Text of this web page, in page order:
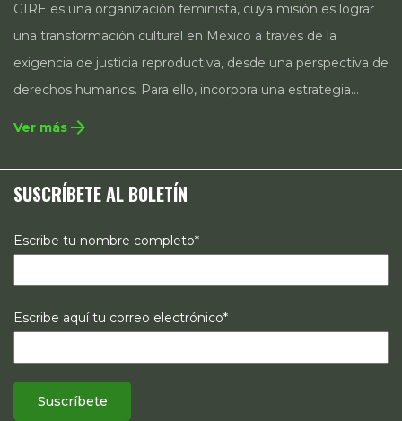
GIRE es una organización feminista, cuya misión es lograr
una transformación cultural en México a través de la
exigencia de justicia reproductiva, desde una perspectiva de
derechos humanos. Para ello, incorpora una estrategia
integral que contempla la incidencia en legislación y
estrategias de comunicación e investigación sobre el
estado de los derechos reproductivos en México.
Ver más arrow_forward
SUSCRÍBETE AL BOLETÍN
Escribe tu nombre completo*
Escribe aquí tu correo electrónico*